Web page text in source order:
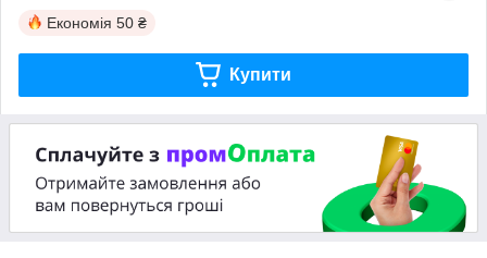
Економія 50 ₴
Купити